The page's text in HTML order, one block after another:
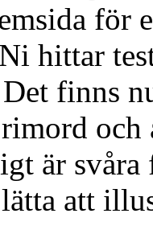
för
hittar
finns
och
är
att